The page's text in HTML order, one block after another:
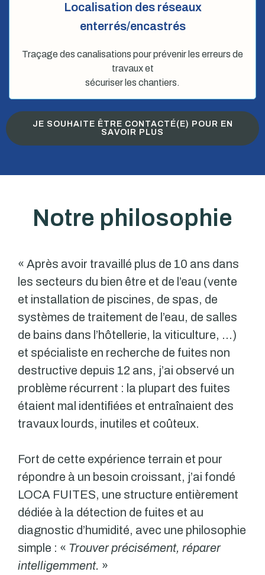
Localisation des réseaux
enterrés/encastrés
Traçage des canalisations pour prévenir les erreurs de
travaux et
sécuriser les chantiers.
JE SOUHAITE ÊTRE CONTACTÉ(E) POUR EN
SAVOIR PLUS
Notre philosophie
« Après avoir travaillé plus de 10 ans dans
les secteurs du bien être et de l’eau (vente
et installation de piscines, de spas, de
systèmes de traitement de l’eau, de salles
de bains dans l’hôtellerie, la viticulture, …)
et spécialiste en recherche de fuites non
destructive depuis 12 ans, j’ai observé un
problème récurrent : la plupart des fuites
étaient mal identifiées et entraînaient des
travaux lourds, inutiles et coûteux.
Fort de cette expérience terrain et pour
répondre à un besoin croissant, j’ai fondé
LOCA FUITES, une structure entièrement
dédiée à la détection de fuites et au
diagnostic d’humidité, avec une philosophie
simple : « Trouver précisément, réparer
intelligemment. »